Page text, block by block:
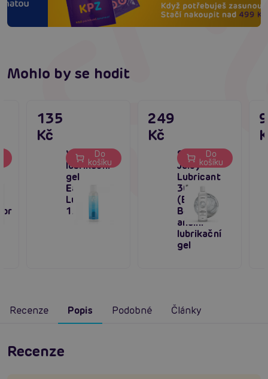
Mohlo by se hodit
Vodní
lubrikační
gel
EasyGlide
Lubricant
150 ml
135
Kč
Do
košíku
Satisfyer
Juicy
Lubricant
300 ml
(Boogy
Booty),
anální
lubrikační
gel
249
Kč
Do
košíku
9
Recenze Popis Podobné Články
Recenze